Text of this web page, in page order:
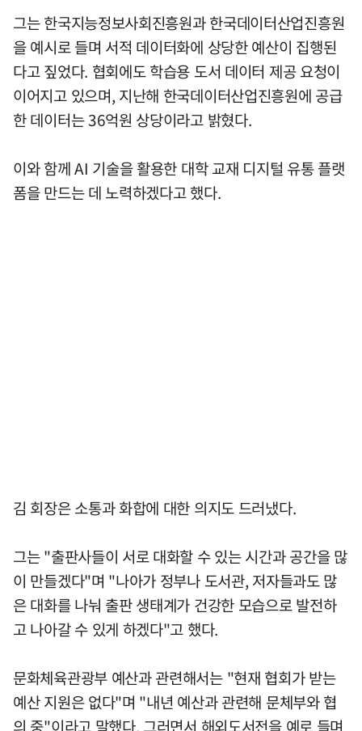
그는 한국지능정보사회진흥원과 한국데이터산업진흥원
을 예시로 들며 서적 데이터화에 상당한 예산이 집행된
다고 짚었다. 협회에도 학습용 도서 데이터 제공 요청이
이어지고 있으며, 지난해 한국데이터산업진흥원에 공급
한 데이터는 36억원 상당이라고 밝혔다.
이와 함께 AI 기술을 활용한 대학 교재 디지털 유통 플랫
폼을 만드는 데 노력하겠다고 했다.
김 회장은 소통과 화합에 대한 의지도 드러냈다.
그는 "출판사들이 서로 대화할 수 있는 시간과 공간을 많
이 만들겠다"며 "나아가 정부나 도서관, 저자들과도 많
은 대화를 나눠 출판 생태계가 건강한 모습으로 발전하
고 나아갈 수 있게 하겠다"고 했다.
문화체육관광부 예산과 관련해서는 "현재 협회가 받는
예산 지원은 없다"며 "내년 예산과 관련해 문체부와 협
의 중"이라고 말했다. 그러면서 해외도서전을 예로 들며